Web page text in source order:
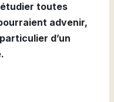
étudier toutes
advenir,
d’un